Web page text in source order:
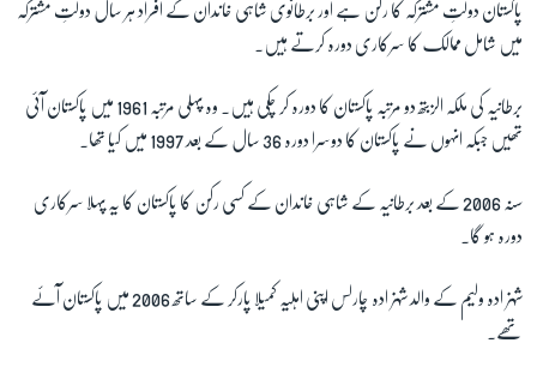
پاکستان دولتِ مشترکہ کا رکن ہے اور برطانوی شاہی خاندان کے افراد ہر سال دولتِ مشترکہ
میں شامل ممالک کا سرکاری دورہ کرتے ہیں۔
برطانیہ کی ملکہ الزبتھ دو مرتبہ پاکستان کا دورہ کر چکی ہیں۔ وہ پہلی مرتبہ 1961 میں پاکستان آئی
تھیں جبکہ انہوں نے پاکستان کا دوسرا دورہ 36 سال کے بعد 1997 میں کیا تھا۔
سنہ 2006 کے بعد برطانیہ کے شاہی خاندان کے کسی رکن کا پاکستان کا یہ پہلا سرکاری
دورہ ہو گا۔
شہزادہ ولیم کے والد شہزادہ چارلس اپنی اہلیہ کمیلا پارکر کے ساتھ 2006 میں پاکستان آئے
تھے۔